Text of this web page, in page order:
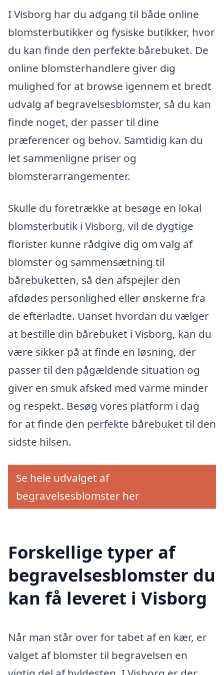
I Visborg har du adgang til både online
blomsterbutikker og fysiske butikker, hvor
du kan finde den perfekte bårebuket. De
online blomsterhandlere giver dig
mulighed for at browse igennem et bredt
udvalg af begravelsesblomster, så du kan
finde noget, der passer til dine
præferencer og behov. Samtidig kan du
let sammenligne priser og
blomsterarrangementer.
Skulle du foretrække at besøge en lokal
blomsterbutik i Visborg, vil de dygtige
florister kunne rådgive dig om valg af
blomster og sammensætning til
bårebuketten, så den afspejler den
afdødes personlighed eller ønskerne fra
de efterladte. Uanset hvordan du vælger
at bestille din bårebuket i Visborg, kan du
være sikker på at finde en løsning, der
passer til den pågældende situation og
giver en smuk afsked med varme minder
og respekt. Besøg vores platform i dag
for at finde den perfekte bårebuket til den
sidste hilsen.
Se hele udvalget af
begravelsesblomster her
Forskellige typer af
begravelsesblomster du
kan få leveret i Visborg
Når man står over for tabet af en kær, er
valget af blomster til begravelsen en